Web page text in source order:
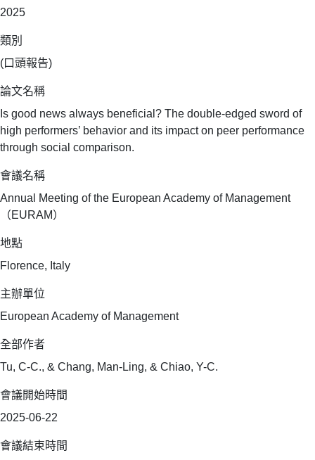
2025
類別
(口頭報告)
論文名稱
Is good news always beneficial? The double-edged sword of
high performers’ behavior and its impact on peer performance
through social comparison.
會議名稱
Annual Meeting of the European Academy of Management
（EURAM）
地點
Florence, Italy
主辦單位
European Academy of Management
全部作者
Tu, C-C., & Chang, Man-Ling, & Chiao, Y-C.
會議開始時間
2025-06-22
會議結束時間